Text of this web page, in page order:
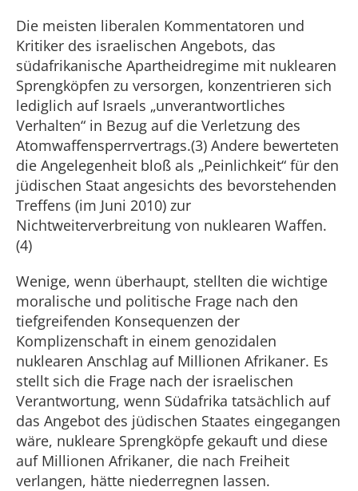
Die meisten liberalen Kommentatoren und
Kritiker des israelischen Angebots, das
südafrikanische Apartheidregime mit nuklearen
Sprengköpfen zu versorgen, konzentrieren sich
lediglich auf Israels „unverantwortliches
Verhalten“ in Bezug auf die Verletzung des
Atomwaffensperrvertrags.(3) Andere bewerteten
die Angelegenheit bloß als „Peinlichkeit“ für den
jüdischen Staat angesichts des bevorstehenden
Treffens (im Juni 2010) zur
Nichtweiterverbreitung von nuklearen Waffen.
(4)
Wenige, wenn überhaupt, stellten die wichtige
moralische und politische Frage nach den
tiefgreifenden Konsequenzen der
Komplizenschaft in einem genozidalen
nuklearen Anschlag auf Millionen Afrikaner. Es
stellt sich die Frage nach der israelischen
Verantwortung, wenn Südafrika tatsächlich auf
das Angebot des jüdischen Staates eingegangen
wäre, nukleare Sprengköpfe gekauft und diese
auf Millionen Afrikaner, die nach Freiheit
verlangen, hätte niederregnen lassen.